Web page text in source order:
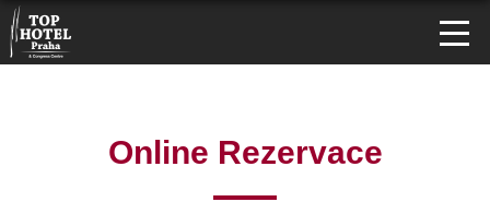
Online Rezervace